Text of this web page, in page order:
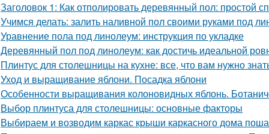
Заголовок 1: Как отполировать деревянный пол: простой
Учимся делать: залить наливной пол своими руками под
Уравнение пола под линолеум: инструкция по укладке
Деревянный пол под линолеум: как достичь идеальной
Плинтус для столешницы на кухне: все, что вам нужно
Уход и выращивание яблони. Посадка яблони
Особенности выращивания колоновидных яблонь.
Выбор плинтуса для столешницы: основные факторы
Выбираем и возводим каркас крыши каркасного дома